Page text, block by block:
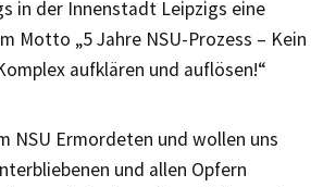
in der Innenstadt Leipzigs eine
Motto „5 Jahre NSU-Prozess – Kein
aufklären und auflösen!“
NSU Ermordeten und wollen uns
und allen Opfern